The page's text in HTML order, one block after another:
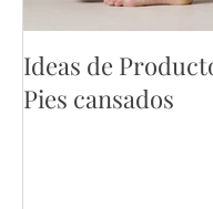
Ideas de